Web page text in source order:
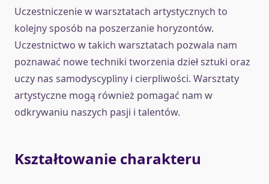
Uczestniczenie w warsztatach artystycznych to
kolejny sposób na poszerzanie horyzontów.
Uczestnictwo w takich warsztatach pozwala nam
poznawać nowe techniki tworzenia dzieł sztuki oraz
uczy nas samodyscypliny i cierpliwości. Warsztaty
artystyczne mogą również pomagać nam w
odkrywaniu naszych pasji i talentów.
Kształtowanie charakteru